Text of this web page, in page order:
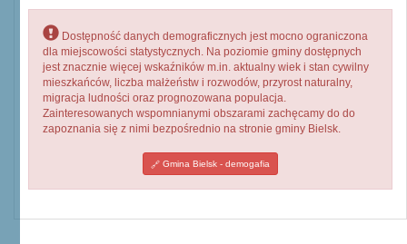
Dostępność danych demograficznych jest mocno ograniczona
dla miejscowości statystycznych. Na poziomie gminy dostępnych
jest znacznie więcej wskaźników m.in. aktualny wiek i stan cywilny
mieszkańców, liczba małżeństw i rozwodów, przyrost naturalny,
migracja ludności oraz prognozowana populacja.
Zainteresowanych wspomnianymi obszarami zachęcamy do do
zapoznania się z nimi bezpośrednio na stronie gminy Bielsk.
Gmina Bielsk - demogafia